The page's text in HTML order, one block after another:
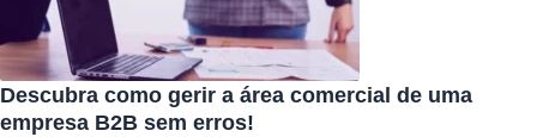
Descubra como gerir a área comercial de uma
empresa B2B sem erros!